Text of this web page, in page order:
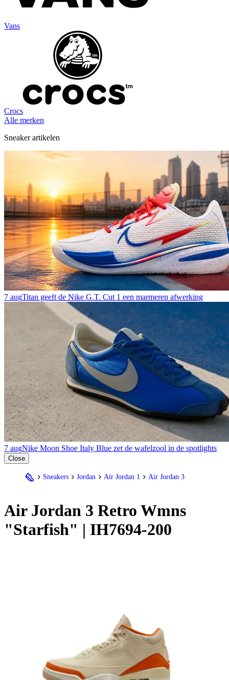
Vans
Crocs
Alle merken
Sneaker artikelen
7 augTitan geeft de Nike G.T. Cut 1 een marmeren afwerking
7 augNike Moon Shoe Italy Blue zet de wafelzool in de spotlights
Close
Sneakers Jordan Air Jordan 1 Air Jordan 3
Air Jordan 3 Retro Wmns
"Starfish" | IH7694-200